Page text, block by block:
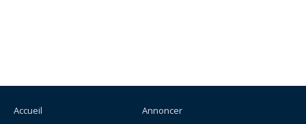
Accueil
Annoncer